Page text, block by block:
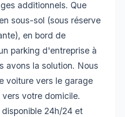
additionnels. Que
sous-sol (sous réserve
en bord de
parking d'entreprise à
avons la solution. Nous
voiture vers le garage
votre domicile.
24h/24 et